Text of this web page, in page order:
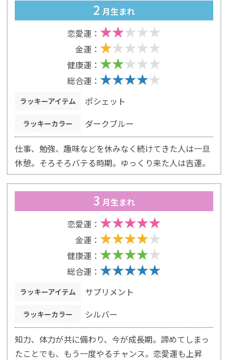
2 月生まれ
恋愛運：
金運：
健康運：
総合運：
ラッキーアイテム ポシェット
ラッキーカラー ダークブルー
仕事、勉強、趣味などを休みなく続けてきた人は一旦
休憩。そろそろバテる時期。ゆっくり来た人は吉運。
3 月生まれ
恋愛運：
金運：
健康運：
総合運：
ラッキーアイテム サプリメント
ラッキーカラー シルバー
知力、体力が共に備わり、今が成長期。諦めてしまっ
たことでも、もう一度やるチャンス。恋愛運も上昇